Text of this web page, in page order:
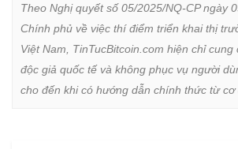
Theo Nghị quyết số 05/2025/NQ-CP ngày
Chính phủ về việc thí điểm triển khai thị
Việt Nam, TinTucBitcoin.com hiện chỉ
độc giả quốc tế và không phục vụ người
cho đến khi có hướng dẫn chính thức từ cơ